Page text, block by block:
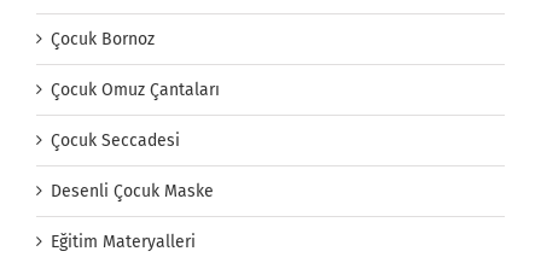
Çocuk Bornoz
Çocuk Omuz Çantaları
Çocuk Seccadesi
Desenli Çocuk Maske
Eğitim Materyalleri